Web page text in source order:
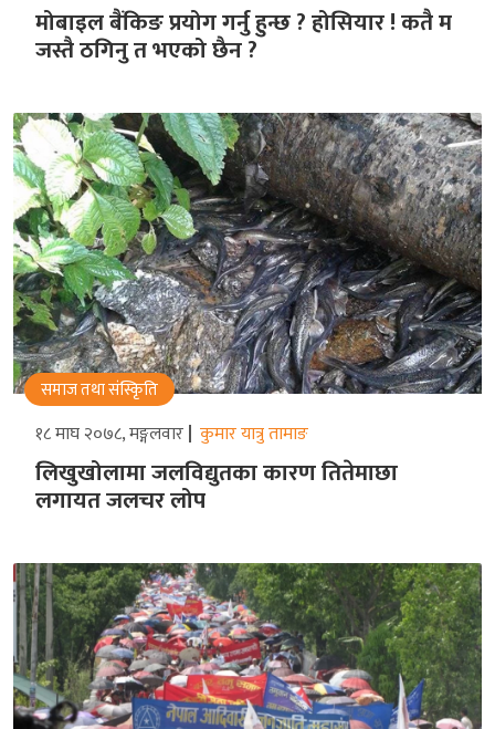
मोबाइल बैंकिङ प्रयोग गर्नु हुन्छ ? होसियार ! कतै म
जस्तै ठगिनु त भएको छैन ?
समाज तथा संस्किृति
१८ माघ २०७८, मङ्गलवार कुमार यात्रु तामाङ
लिखुखोलामा जलविद्युतका कारण तितेमाछा
लगायत जलचर लोप